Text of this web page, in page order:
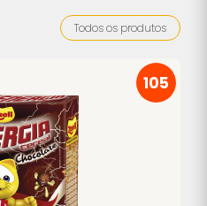
Todos os produtos
105